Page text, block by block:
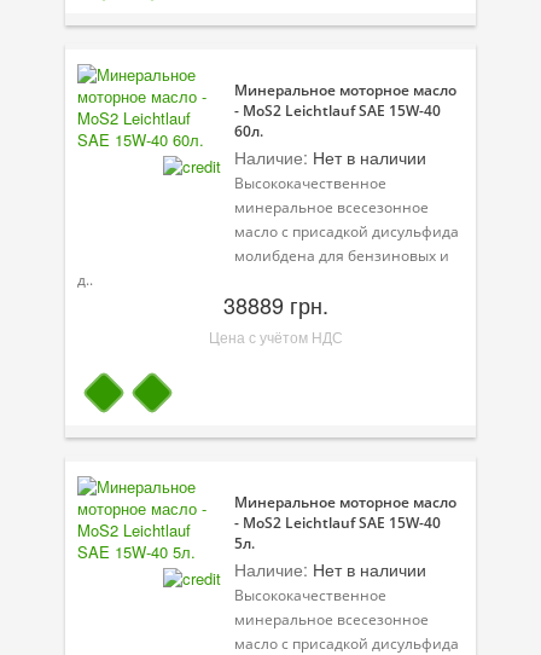
Минеральное моторное масло
- MoS2 Leichtlauf SAE 15W-40
60л.
Наличие: Нет в наличии
Высококачественное
минеральное всесезонное
масло с присадкой дисульфида
молибдена для бензиновых и
д..
38889 грн.
Цена с учётом НДС
Минеральное моторное масло
- MoS2 Leichtlauf SAE 15W-40
5л.
Наличие: Нет в наличии
Высококачественное
минеральное всесезонное
масло с присадкой дисульфида